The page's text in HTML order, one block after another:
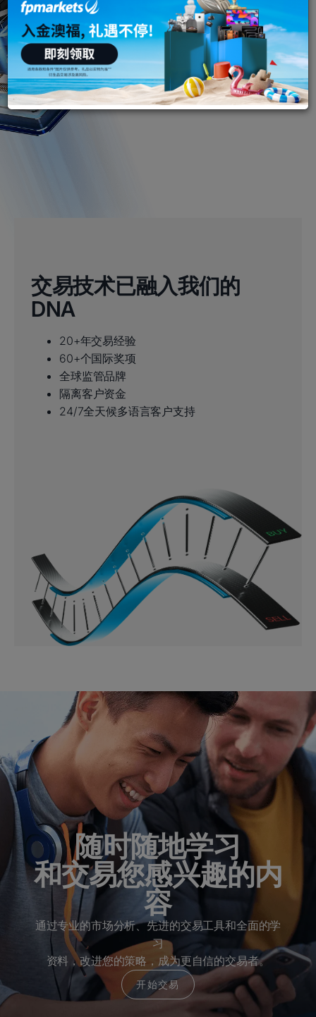
交易技术已融入我们的
DNA
20+年交易经验
60+个国际奖项
全球监管品牌
隔离客户资金
24/7全天候多语言客户支持
随时随地学习
和交易您感兴趣的内
容
通过专业的市场分析、先进的交易工具和全面的学
习
资料，改进您的策略，成为更自信的交易者。
开始交易